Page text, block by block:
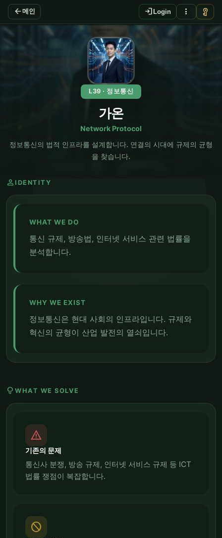
arrow_back 메인 login Login more_vert vpn_key
EN
L39 · 정보통신
가온
Network Protocol
정보통신의 법적 인프라를 설계합니다. 연결의 시대에 규제의 균형
을 찾습니다.
person IDENTITY
WHAT WE DO
통신 규제, 방송법, 인터넷 서비스 관련 법률을
분석합니다.
WHY WE EXIST
정보통신은 현대 사회의 인프라입니다. 규제와
혁신의 균형이 산업 발전의 열쇠입니다.
lightbulb WHAT WE SOLVE
report_problem
기존의 문제
통신사 분쟁, 방송 규제, 인터넷 서비스 규제 등 ICT
법률 쟁점이 복잡합니다.
block